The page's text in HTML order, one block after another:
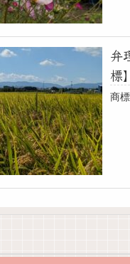
弁
標
商